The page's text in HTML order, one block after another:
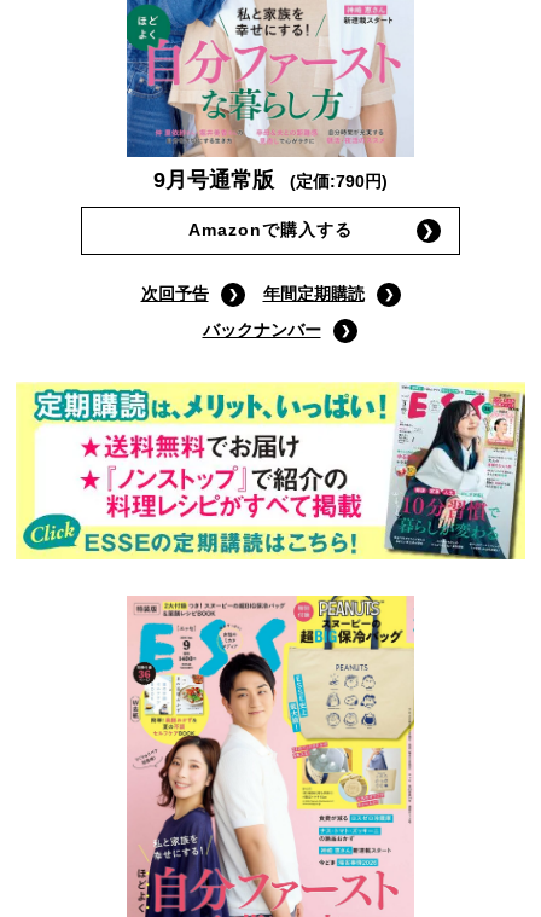
9月号通常版 (定価:790円)
Amazonで購入する
次回予告
年間定期購読
バックナンバー